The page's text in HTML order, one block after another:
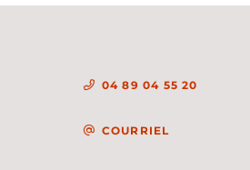
04 89 04 55 20
COURRIEL